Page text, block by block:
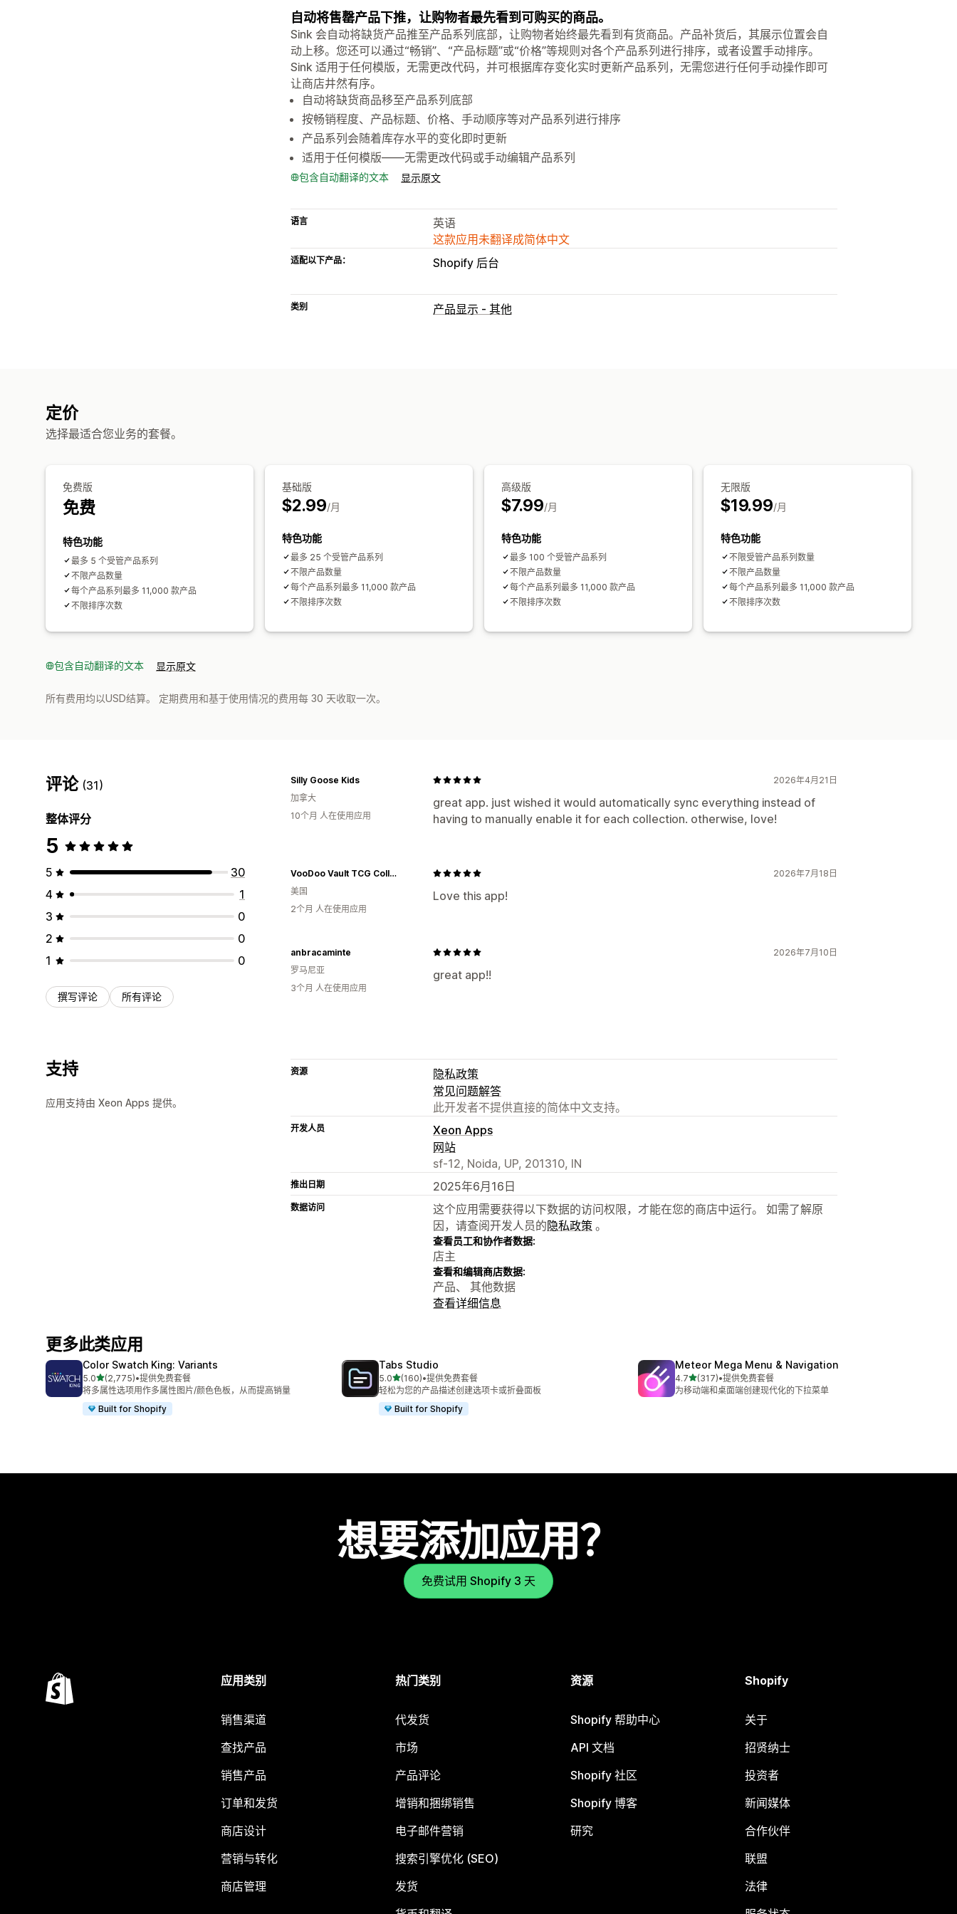
自动将售罄产品下推，让购物者最先看到可购买的商品。
Sink 会自动将缺货产品推至产品系列底部，让购物者始终最先看到有货商品。产品补货后，其展示位置会自
动上移。您还可以通过“畅销”、“产品标题”或“价格”等规则对各个产品系列进行排序，或者设置手动排序。
Sink 适用于任何模版，无需更改代码，并可根据库存变化实时更新产品系列，无需您进行任何手动操作即可
让商店井然有序。
自动将缺货商品移至产品系列底部
按畅销程度、产品标题、价格、手动顺序等对产品系列进行排序
产品系列会随着库存水平的变化即时更新
适用于任何模版——无需更改代码或手动编辑产品系列
包含自动翻译的文本 显示原文
语言
英语
这款应用未翻译成简体中文
适配以下产品： Shopify 后台
类别 产品显示 - 其他
定价
选择最适合您业务的套餐。
免费版
免费
特色功能
最多 5 个受管产品系列
不限产品数量
每个产品系列最多 11,000 款产品
不限排序次数
基础版
$2.99/月
特色功能
最多 25 个受管产品系列
不限产品数量
每个产品系列最多 11,000 款产品
不限排序次数
高级版
$7.99/月
特色功能
最多 100 个受管产品系列
不限产品数量
每个产品系列最多 11,000 款产品
不限排序次数
无限版
$19.99/月
特色功能
不限受管产品系列数量
不限产品数量
每个产品系列最多 11,000 款产品
不限排序次数
包含自动翻译的文本 显示原文
所有费用均以USD结算。 定期费用和基于使用情况的费用每 30 天收取一次。
评论 (31)
整体评分
5
5
30
4
1
3
0
2
0
1
0
撰写评论 所有评论
2026年4月21日
great app. just wished it would automatically sync everything instead of
having to manually enable it for each collection. otherwise, love!
Silly Goose Kids
加拿大
10个月 人在使用应用
2026年7月18日
Love this app!
VooDoo Vault TCG Collectibles
美国
2个月 人在使用应用
2026年7月10日
great app!!
anbracaminte
罗马尼亚
3个月 人在使用应用
支持
应用支持由 Xeon Apps 提供。
资源
隐私政策
常见问题解答
此开发者不提供直接的简体中文支持。
开发人员
Xeon Apps
网站
sf-12, Noida, UP, 201310, IN
推出日期 2025年6月16日
数据访问
这个应用需要获得以下数据的访问权限，才能在您的商店中运行。 如需了解原
因，请查阅开发人员的隐私政策 。
查看员工和协作者数据:
店主
查看和编辑商店数据:
产品、 其他数据
查看详细信息
更多此类应用
Color Swatch King: Variants
5.0星（满分 5 星）
(2,775)
总共 2775 条评论
•提供免费套餐
将多属性选项用作多属性图片/颜色色板，从而提高销量
Built for Shopify
Tabs Studio
5.0星（满分 5 星）
(160)
总共 160 条评论
•提供免费套餐
轻松为您的产品描述创建选项卡或折叠面板
Built for Shopify
Meteor Mega Menu & Navigation
4.7星（满分 5 星）
(317)
总共 317 条评论
•提供免费套餐
为移动端和桌面端创建现代化的下拉菜单
想要添加应用？
免费试用 Shopify 3 天
应用类别
销售渠道
查找产品
销售产品
订单和发货
商店设计
营销与转化
商店管理
热门类别
代发货
市场
产品评论
增销和捆绑销售
电子邮件营销
搜索引擎优化 (SEO)
发货
资源
Shopify 帮助中心
API 文档
Shopify 社区
Shopify 博客
研究
Shopify
关于
招贤纳士
投资者
新闻媒体
合作伙伴
联盟
法律